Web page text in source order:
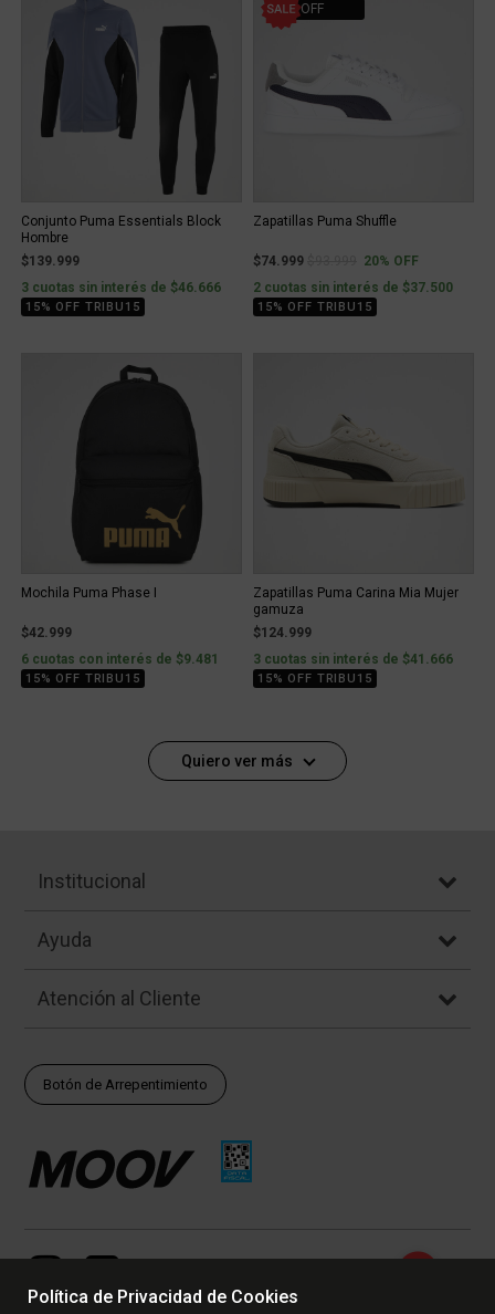
Conjunto Puma Essentials Block
Hombre
$139.999
3 cuotas sin interés de $46.666
15% OFF TRIBU15
20% OFF
Zapatillas Puma Shuffle
$74.999 Price reduced from
to20% OFF
2 cuotas sin interés de $37.500
15% OFF TRIBU15
Mochila Puma Phase I
$42.999
6 cuotas con interés de $9.481
15% OFF TRIBU15
Zapatillas Puma Carina Mia Mujer
gamuza
$124.999
3 cuotas sin interés de $41.666
15% OFF TRIBU15
Quiero ver más
Institucional
Ayuda
Atención al Cliente
Botón de Arrepentimiento
Política de Privacidad de Cookies